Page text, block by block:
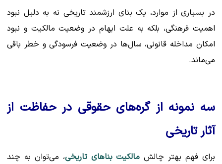
در بسیاری از موارد، یک بنای ارزشمند تاریخی نه به دلیل نبود
اهمیت فرهنگی، بلکه به علت ابهام در وضعیت مالکیت و نبود
امکان مداخله قانونی، سال‌ها در وضعیت فرسودگی و خطر باقی
می‌ماند.
سه نمونه از گره‌های حقوقی در حفاظت از
آثار تاریخی
برای فهم بهتر چالش مالکیت بناهای تاریخی، می‌توان به چند